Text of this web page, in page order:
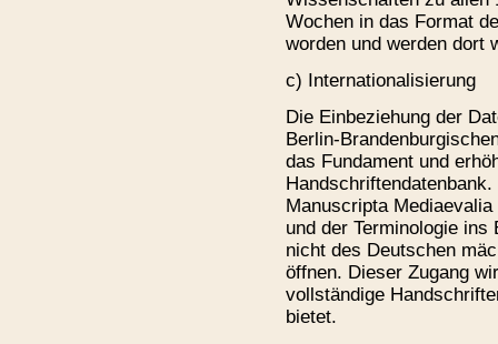
Wochen in das Format
worden und werden dort
c) Internationalisierung
Die Einbeziehung der
Berlin-
das Fundament und
Manuscripta
und der Terminologie
nicht des Deutschen
öffnen. Dieser Zugang
vollständige
bietet.